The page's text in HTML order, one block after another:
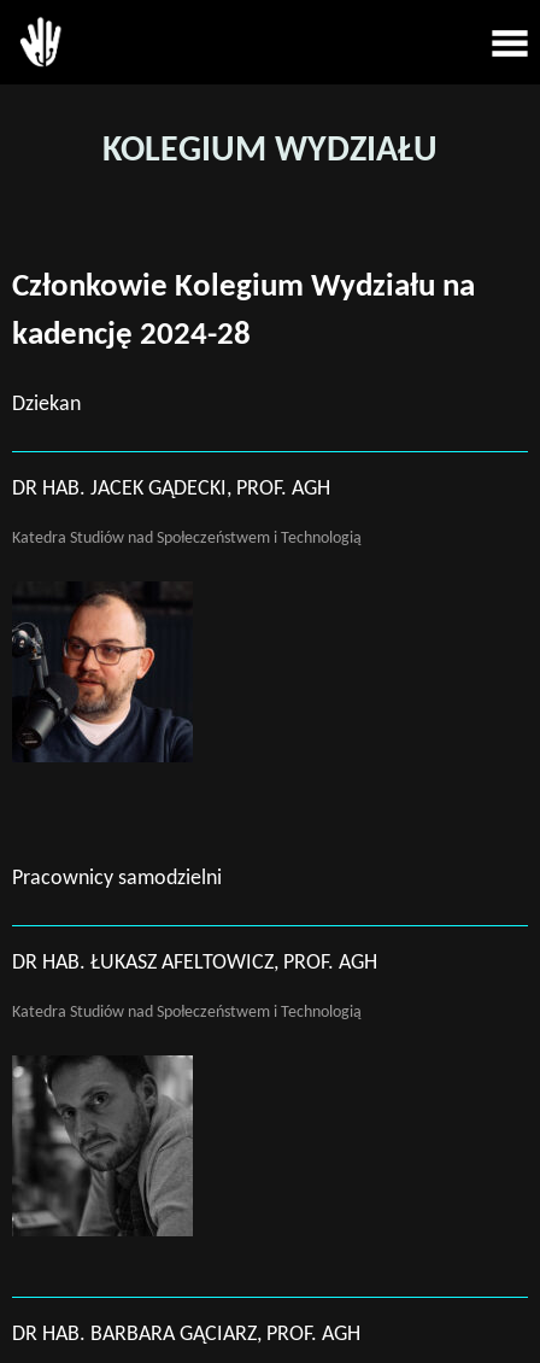
KOLEGIUM WYDZIAŁU
Członkowie Kolegium Wydziału na
kadencję 2024-28
Dziekan
DR HAB. JACEK GĄDECKI, PROF. AGH
Katedra Studiów nad Społeczeństwem i Technologią
Pracownicy samodzielni
DR HAB. ŁUKASZ AFELTOWICZ, PROF. AGH
Katedra Studiów nad Społeczeństwem i Technologią
DR HAB. BARBARA GĄCIARZ, PROF. AGH